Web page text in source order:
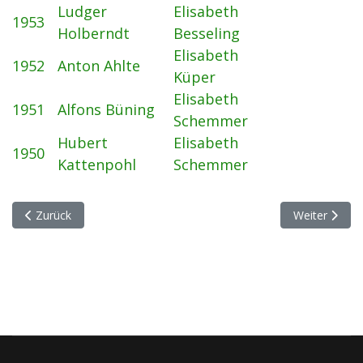
1953
Ludger
Holberndt
Elisabeth
Besseling
1952
Anton Ahlte
Elisabeth
Küper
1951
Alfons Büning
Elisabeth
Schemmer
1950
Hubert
Kattenpohl
Elisabeth
Schemmer
Vorheriger Beitrag: Königspaare von 1980 bis heute
Zurück Nächster
Weiter